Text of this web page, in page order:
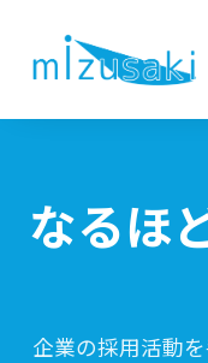
なるほ
企業の採用活動